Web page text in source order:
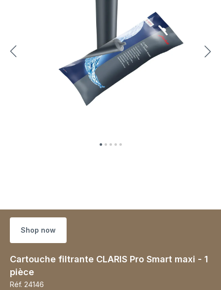
Shop now
Cartouche filtrante CLARIS Pro Smart maxi - 1
pièce
Réf. 24146